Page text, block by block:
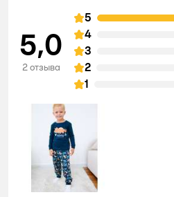
5,0
2 отзыва
5
4
3
2
1